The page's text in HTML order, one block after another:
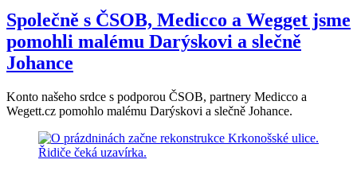
Společně s ČSOB, Medicco a Wegget jsme
pomohli malému Darýskovi a slečně
Johance
Konto našeho srdce s podporou ČSOB, partnery Medicco a
Wegett.cz pomohlo malému Darýskovi a slečně Johance.